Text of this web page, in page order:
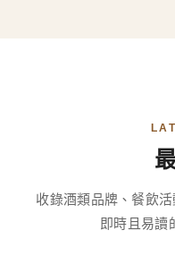
收錄酒類品牌、餐飲
即時且易讀